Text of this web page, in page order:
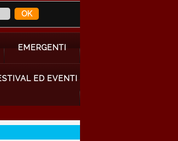
EMERGENTI
ED EVENTI